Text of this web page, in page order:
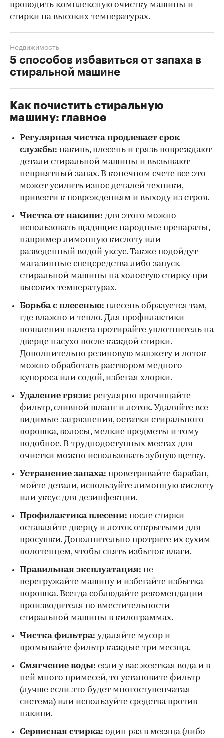
проводить комплексную очистку машины и
стирки на высоких температурах.
5 способов избавиться от запаха в
стиральной машине
Недвижимость
Как почистить стиральную
машину: главное
Регулярная чистка продлевает срок
службы: накипь, плесень и грязь повреждают
детали стиральной машины и вызывают
неприятный запах. В конечном счете все это
может усилить износ деталей техники,
привести к повреждениям и выходу из строя.
Чистка от накипи: для этого можно
использовать щадящие народные препараты,
например лимонную кислоту или
разведенный водой уксус. Также подойдут
магазинные спецсредства либо запуск
стиральной машины на холостую стирку при
высоких температурах.
Борьба с плесенью: плесень образуется там,
где влажно и тепло. Для профилактики
появления налета протирайте уплотнитель на
дверце насухо после каждой стирки.
Дополнительно резиновую манжету и лоток
можно обработать раствором медного
купороса или содой, избегая хлорки.
Удаление грязи: регулярно прочищайте
фильтр, сливной шланг и лоток. Удаляйте все
видимые загрязнения, остатки стирального
порошка, волосы, мелкие предметы и тому
подобное. В труднодоступных местах для
очистки можно использовать зубную щетку.
Устранение запаха: проветривайте барабан,
мойте детали, используйте лимонную кислоту
или уксус для дезинфекции.
Профилактика плесени: после стирки
оставляйте дверцу и лоток открытыми для
просушки. Дополнительно протрите их сухим
полотенцем, чтобы снять избыток влаги.
Правильная эксплуатация: не
перегружайте машину и избегайте избытка
порошка. Всегда соблюдайте рекомендации
производителя по вместительности
стиральной машины в килограммах.
Чистка фильтра: удаляйте мусор и
промывайте фильтр каждые три месяца.
Смягчение воды: если у вас жесткая вода и в
ней много примесей, то установите фильтр
(лучше если это будет многоступенчатая
система) или используйте средства против
накипи.
Сервисная стирка: один раз в месяца (либо